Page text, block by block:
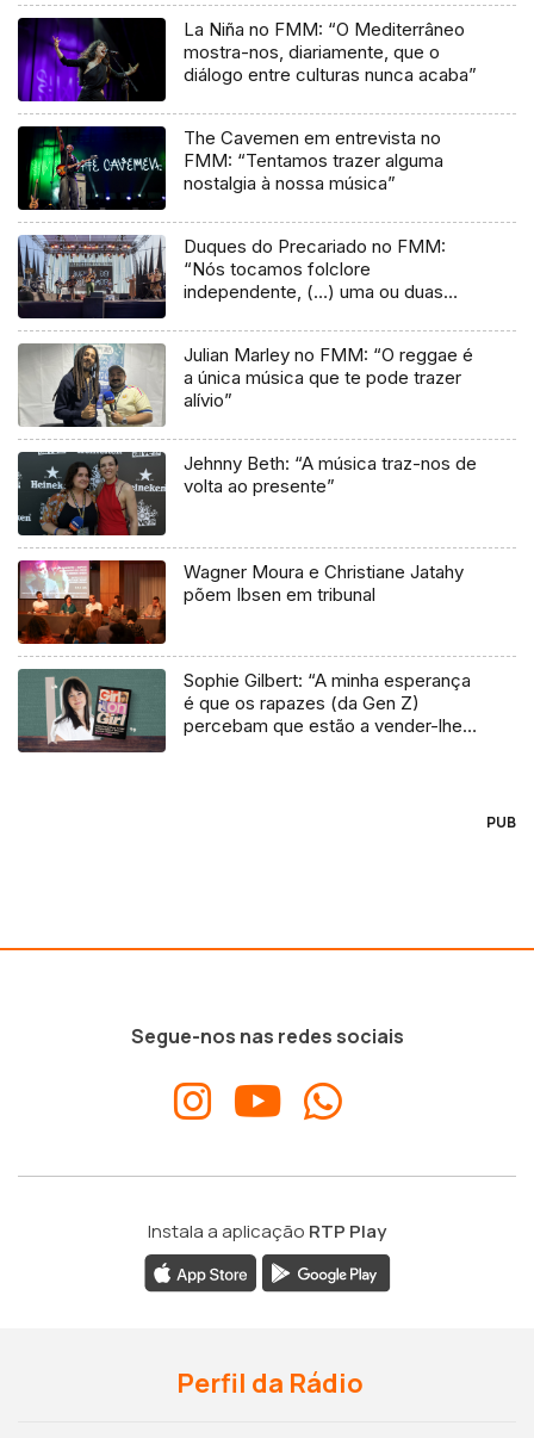
La Niña no FMM: “O Mediterrâneo
mostra-nos, diariamente, que o
diálogo entre culturas nunca acaba”
The Cavemen em entrevista no
FMM: “Tentamos trazer alguma
nostalgia à nossa música”
Duques do Precariado no FMM:
“Nós tocamos folclore
independente, (…) uma ou duas
Julian Marley no FMM: “O reggae é
a única música que te pode trazer
alívio”
Jehnny Beth: “A música traz-nos de
volta ao presente”
Wagner Moura e Christiane Jatahy
põem Ibsen em tribunal
Sophie Gilbert: “A minha esperança
é que os rapazes (da Gen Z)
percebam que estão a vender-lhes
PUB
Segue-nos nas redes sociais
Instala a aplicação RTP Play
Perfil da Rádio